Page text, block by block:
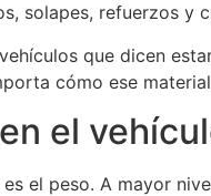
solapes, refuerzos y
que dicen
cómo ese
el
el peso. A mayor